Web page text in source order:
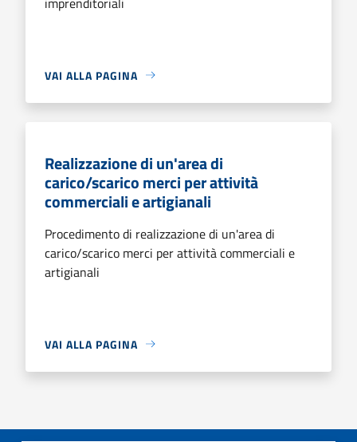
VAI ALLA PAGINA
Realizzazione di un'area di
carico/scarico merci per attività
commerciali e artigianali
Procedimento di realizzazione di un'area di
carico/scarico merci per attività commerciali e
artigianali
VAI ALLA PAGINA